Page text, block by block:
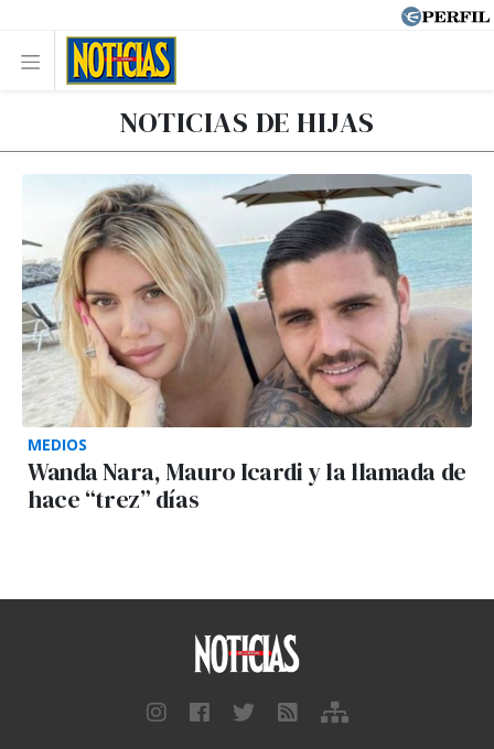
NOTICIAS DE HIJAS
MEDIOS
Wanda Nara, Mauro Icardi y la llamada de
hace “trez” días